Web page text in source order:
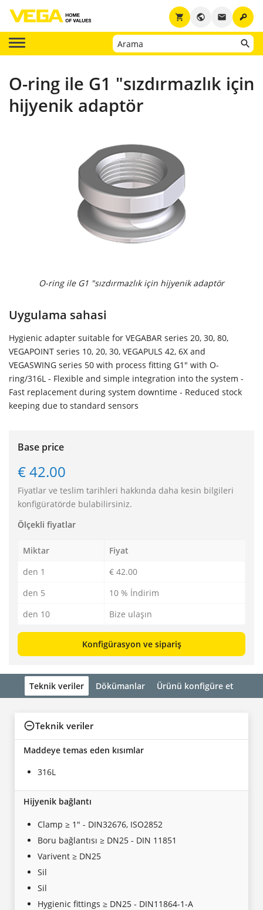
key
email
public
shopping_cart
O-ring ile G1 "sızdırmazlık için
hijyenik adaptör
O-ring ile G1 "sızdırmazlık için hijyenik adaptör
Uygulama sahasi
Hygienic adapter suitable for VEGABAR series 20, 30, 80,
VEGAPOINT series 10, 20, 30, VEGAPULS 42, 6X and
VEGASWING series 50 with process fitting G1" with O-
ring/316L - Flexible and simple integration into the system -
Fast replacement during system downtime - Reduced stock
keeping due to standard sensors
Base price
€ 42.00
Fiyatlar ve teslim tarihleri hakkında daha kesin bilgileri
konfigüratörde bulabilirsiniz.
Ölçekli fiyatlar
Miktar
Fiyat
den 1
€ 42.00
den 5
10 % İndirim
den 10
Bize ulaşın
Konfigürasyon ve sipariş
Teknik veriler Dökümanlar Ürünü konfigüre et
Teknik veriler
Maddeye temas eden kısımlar
316L
Hijyenik bağlantı
Clamp ≥ 1" - DIN32676, ISO2852
Boru bağlantısı ≥ DN25 - DIN 11851
Varivent ≥ DN25
Sil
Sil
Hygienic fittings ≥ DN25 - DIN11864-1-A